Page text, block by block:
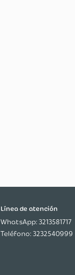
Línea de atención
WhatsApp: 3213581717
Teléfono: 3232540999